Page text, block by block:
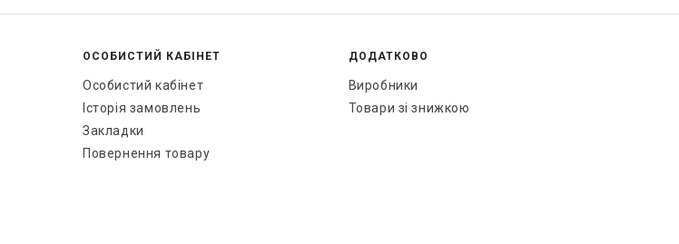
ОСОБИСТИЙ КАБІНЕТ
Особистий кабінет
Історія замовлень
Закладки
Повернення товару
ДОДАТКОВО
Виробники
Товари зі знижкою